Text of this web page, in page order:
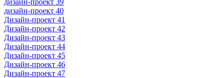
дизайн-проект 39
дизайн-проект 40
Дизайн-проект 41
Дизайн-проект 42
Дизайн-проект 43
Дизайн-проект 44
Дизайн-проект 45
Дизайн-проект 46
Дизайн-проект 47